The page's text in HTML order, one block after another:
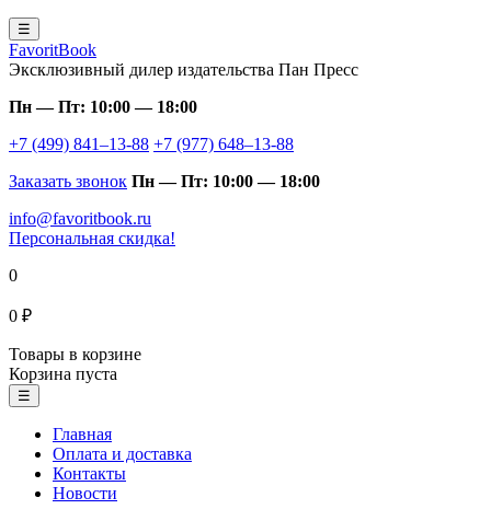
☰
FavoritBook
Эксклюзивный дилер издательства Пан Пресс
Пн — Пт: 10:00 — 18:00
+7 (499) 841–13-88 +7 (977) 648–13-88
Заказать звонок Пн — Пт: 10:00 — 18:00
info@favoritbook.ru
Персональная скидка!
0
0 ₽
Товары в корзине
Корзина пуста
☰
Главная
Оплата и доставка
Контакты
Новости